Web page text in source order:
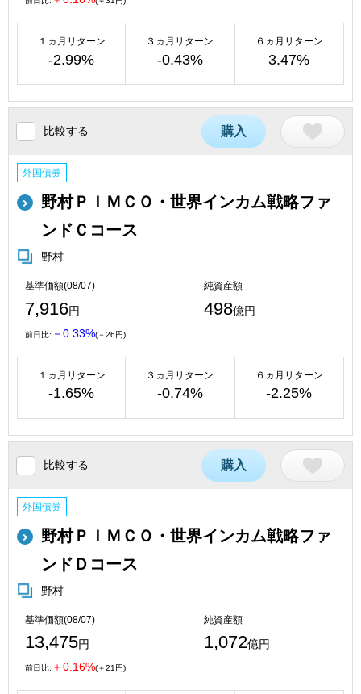
１ヵ月リターン
-2.99%
３ヵ月リターン
-0.43%
６ヵ月リターン
3.47%
比較する 購入
外国債券
野村ＰＩＭＣＯ・世界インカム戦略ファ
ンドＣコース
野村
基準価額(08/07)
7,916円
純資産額
498億円
前日比: －0.33%(－26円)
１ヵ月リターン
-1.65%
３ヵ月リターン
-0.74%
６ヵ月リターン
-2.25%
比較する 購入
外国債券
野村ＰＩＭＣＯ・世界インカム戦略ファ
ンドＤコース
野村
基準価額(08/07)
13,475円
純資産額
1,072億円
前日比: ＋0.16%(＋21円)